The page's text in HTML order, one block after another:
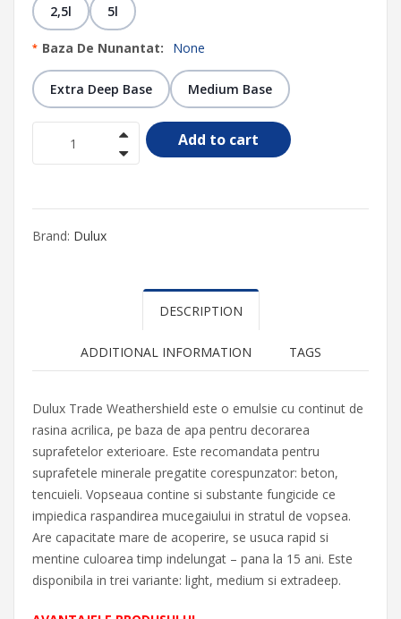
2,5l 5l
* Baza De Nunantat: None
Extra Deep Base Medium Base
Add to cart
Brand: Dulux
DESCRIPTION
ADDITIONAL INFORMATION TAGS
Dulux Trade Weathershield este o emulsie cu continut de
rasina acrilica, pe baza de apa pentru decorarea
suprafetelor exterioare. Este recomandata pentru
suprafetele minerale pregatite corespunzator: beton,
tencuieli. Vopseaua contine si substante fungicide ce
impiedica raspandirea mucegaiului in stratul de vopsea.
Are capacitate mare de acoperire, se usuca rapid si
mentine culoarea timp indelungat – pana la 15 ani. Este
disponibila in trei variante: light, medium si extradeep.